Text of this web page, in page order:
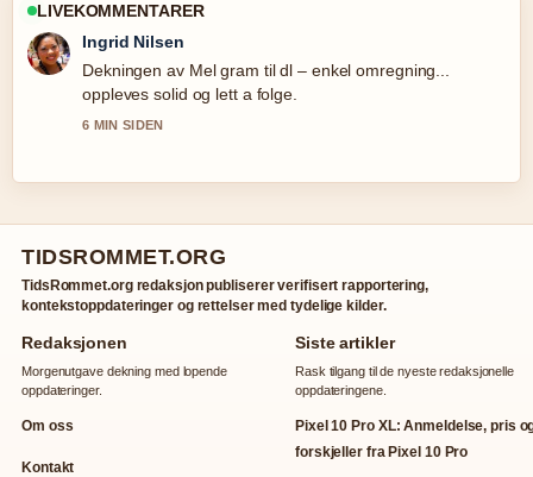
LIVEKOMMENTARER
Ingrid Nilsen
Dekningen av Mel gram til dl – enkel omregning...
oppleves solid og lett a folge.
6 MIN SIDEN
TIDSROMMET.ORG
TidsRommet.org redaksjon publiserer verifisert rapportering,
kontekstoppdateringer og rettelser med tydelige kilder.
Redaksjonen
Morgenutgave dekning med lopende
oppdateringer.
Om oss
Kontakt
Siste artikler
Rask tilgang til de nyeste redaksjonelle
oppdateringene.
Pixel 10 Pro XL: Anmeldelse, pris
forskjeller fra Pixel 10 Pro